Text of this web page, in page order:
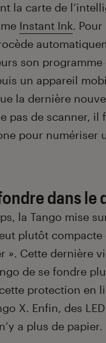
la carte de
Instant Ink.
son
un appareil
la dernière
pas de scanner, il
pour numériser
dans le
la Tango mise
plutôt
». Cette dernière
de se fondre
protection en
X. Enfin, des
a plus de papier.